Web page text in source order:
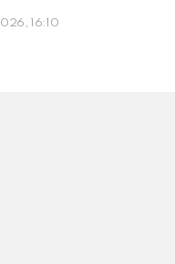
16:10